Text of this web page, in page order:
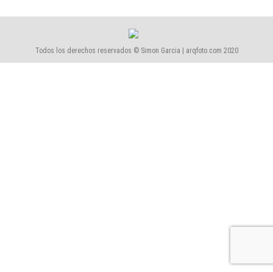
Todos los derechos reservados © Simon Garcia | arqfoto.com 2020